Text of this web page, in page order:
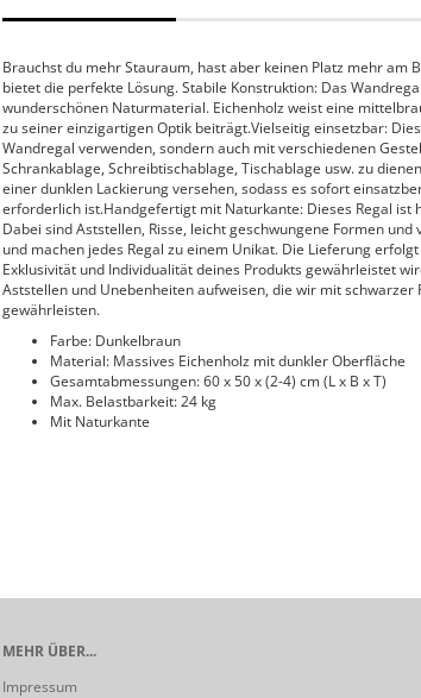
Brauchst du mehr Stauraum, hast aber keinen Platz mehr am
bietet die perfekte Lösung. Stabile Konstruktion: Das
wunderschönen Naturmaterial. Eichenholz weist eine
zu seiner einzigartigen Optik beiträgt.Vielseitig einsetzbar:
Wandregal verwenden, sondern auch mit verschiedenen
Schrankablage, Schreibtischablage, Tischablage usw. zu
einer dunklen Lackierung versehen, sodass es sofort
erforderlich ist.Handgefertigt mit Naturkante: Dieses Regal
Dabei sind Aststellen, Risse, leicht geschwungene Formen
und machen jedes Regal zu einem Unikat. Die Lieferung
Exklusivität und Individualität deines Produkts gewährleistet
Aststellen und Unebenheiten aufweisen, die wir mit
gewährleisten.
Farbe: Dunkelbraun
Material: Massives Eichenholz mit dunkler Oberfläche
Gesamtabmessungen: 60 x 50 x (2-4) cm (L x B x T)
Max. Belastbarkeit: 24 kg
Mit Naturkante
MEHR ÜBER...
Impressum